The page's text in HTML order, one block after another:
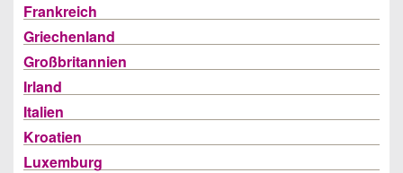
Frankreich
Griechenland
Großbritannien
Irland
Italien
Kroatien
Luxemburg